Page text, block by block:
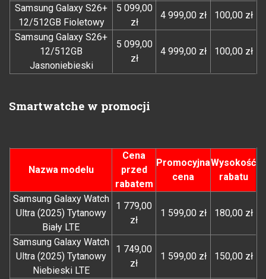
Samsung Galaxy S26+
12/512GB Fioletowy
5 099,00
zł
4 999,00 zł
100,00 zł
Samsung Galaxy S26+
12/512GB
Jasnoniebieski
5 099,00
zł
4 999,00 zł 100,00 zł
Smartwatche w promocji
Nazwa modelu
Cena
przed
rabatem
Promocyjna
cena
Wysokość
rabatu
Samsung Galaxy Watch
Ultra (2025) Tytanowy
Biały LTE
1 779,00
zł
1 599,00 zł 180,00 zł
Samsung Galaxy Watch
Ultra (2025) Tytanowy
Niebieski LTE
1 749,00
zł
1 599,00 zł 150,00 zł